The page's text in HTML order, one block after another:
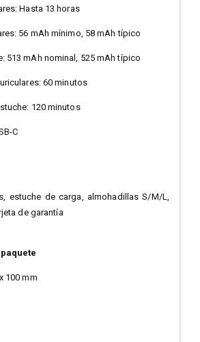
Hasta 13 horas
56 mAh mínimo, 58 mAh típico
513 mAh nominal, 525 mAh típico
60 minutos
120 minutos
C
estuche de carga, almohadillas S/M/L,
de garantía
100 mm